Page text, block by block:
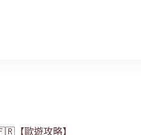
【歐遊攻略】